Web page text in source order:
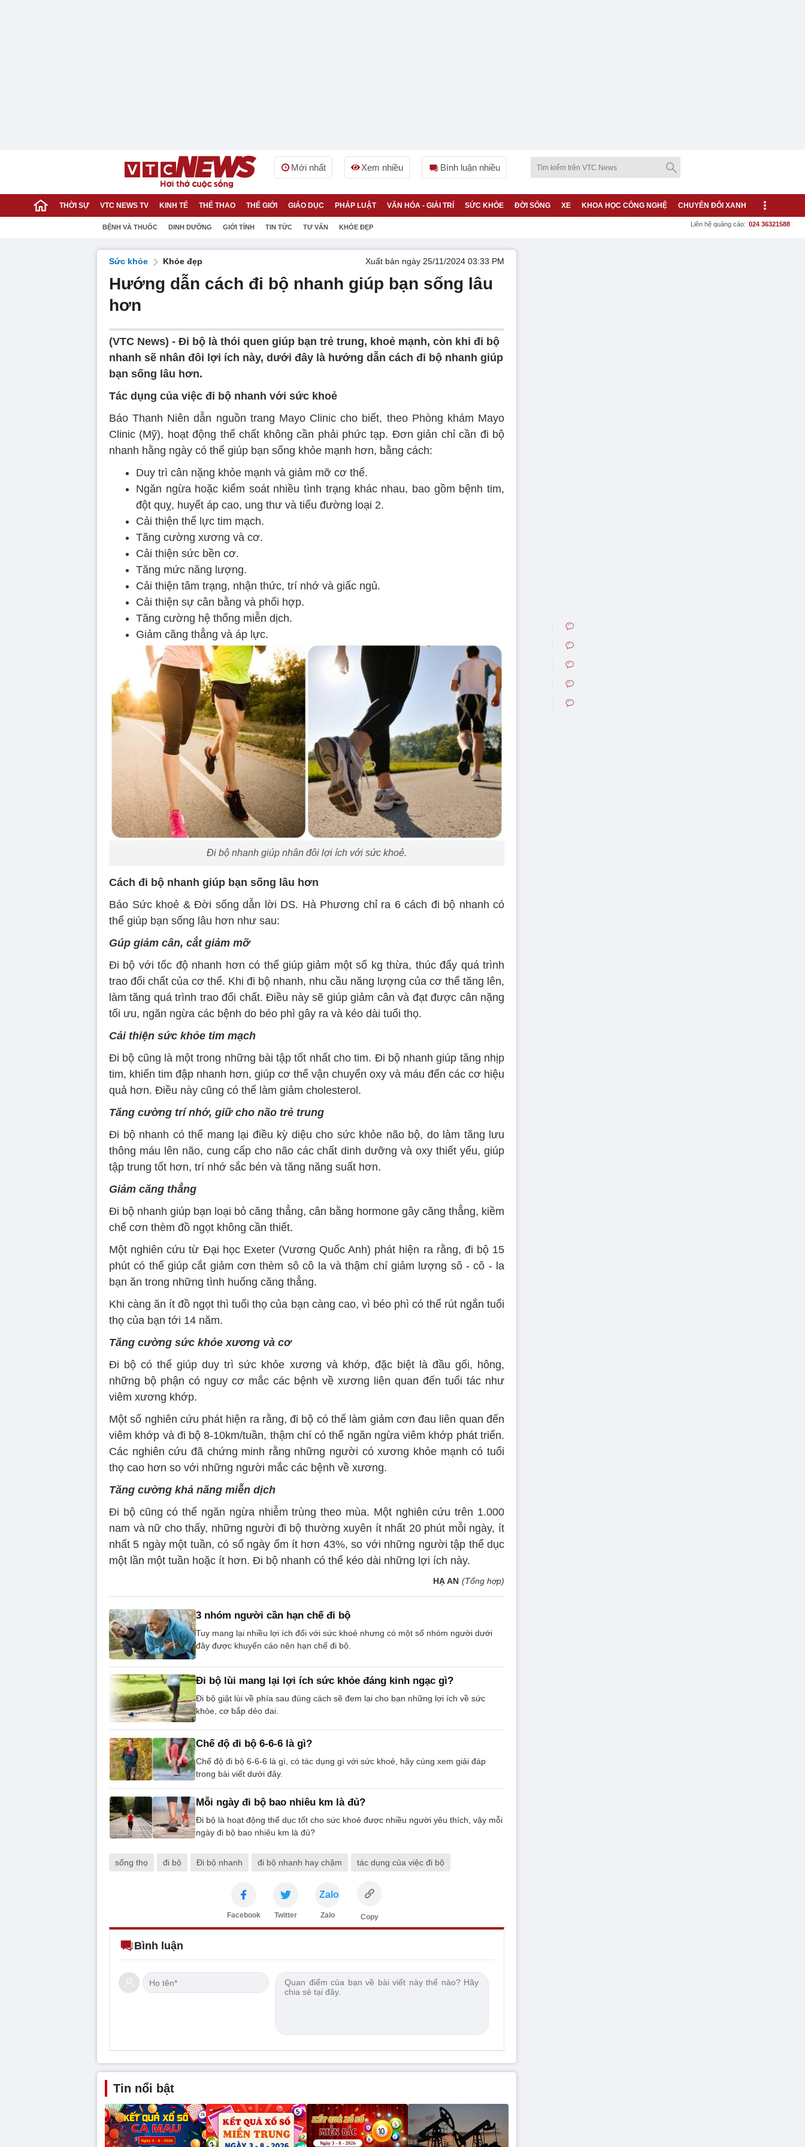
Mới nhất Xem nhiều Bình luận nhiều
THỜI SỰ VTC NEWS TV KINH TẾ THỂ THAO THẾ GIỚI GIÁO DỤC PHÁP LUẬT VĂN HÓA - GIẢI TRÍ SỨC KHỎE ĐỜI SỐNG XE KHOA HỌC CÔNG NGHỆ CHUYỂN ĐỔI XANH
BỆNH VÀ THUỐC DINH DƯỠNG GIỚI TÍNH TIN TỨC TƯ VẤN KHỎE ĐẸP Liên hệ quảng cáo: 024 36321588
Sức khỏe Khỏe đẹp Xuất bản ngày 25/11/2024 03:33 PM
Hướng dẫn cách đi bộ nhanh giúp bạn sống lâu
hơn
(VTC News) - Đi bộ là thói quen giúp bạn trẻ trung, khoẻ mạnh, còn khi đi bộ
nhanh sẽ nhân đôi lợi ích này, dưới đây là hướng dẫn cách đi bộ nhanh giúp
bạn sống lâu hơn.
Tác dụng của việc đi bộ nhanh với sức khoẻ
Báo Thanh Niên dẫn nguồn trang Mayo Clinic cho biết, theo Phòng khám Mayo
Clinic (Mỹ), hoạt động thể chất không cần phải phức tạp. Đơn giản chỉ cần đi bộ
nhanh hằng ngày có thể giúp bạn sống khỏe mạnh hơn, bằng cách:
Duy trì cân nặng khỏe mạnh và giảm mỡ cơ thể.
Ngăn ngừa hoặc kiểm soát nhiều tình trạng khác nhau, bao gồm bệnh tim,
đột quỵ, huyết áp cao, ung thư và tiểu đường loại 2.
Cải thiện thể lực tim mạch.
Tăng cường xương và cơ.
Cải thiện sức bền cơ.
Tăng mức năng lượng.
Cải thiện tâm trạng, nhận thức, trí nhớ và giấc ngủ.
Cải thiện sự cân bằng và phối hợp.
Tăng cường hệ thống miễn dịch.
Giảm căng thẳng và áp lực.
Đi bộ nhanh giúp nhân đôi lợi ích với sức khoẻ.
Cách đi bộ nhanh giúp bạn sống lâu hơn
Báo Sức khoẻ & Đời sống dẫn lời DS. Hà Phương chỉ ra 6 cách đi bộ nhanh có
thể giúp bạn sống lâu hơn như sau:
Gúp giảm cân, cắt giảm mỡ
Đi bộ với tốc độ nhanh hơn có thể giúp giảm một số kg thừa, thúc đẩy quá trình
trao đổi chất của cơ thể. Khi đi bộ nhanh, nhu cầu năng lượng của cơ thể tăng lên,
làm tăng quá trình trao đổi chất. Điều này sẽ giúp giảm cân và đạt được cân nặng
tối ưu, ngăn ngừa các bệnh do béo phì gây ra và kéo dài tuổi thọ.
Cải thiện sức khỏe tim mạch
Đi bộ cũng là một trong những bài tập tốt nhất cho tim. Đi bộ nhanh giúp tăng nhịp
tim, khiến tim đập nhanh hơn, giúp cơ thể vận chuyển oxy và máu đến các cơ hiệu
quả hơn. Điều này cũng có thể làm giảm cholesterol.
Tăng cường trí nhớ, giữ cho não trẻ trung
Đi bộ nhanh có thể mang lại điều kỳ diệu cho sức khỏe não bộ, do làm tăng lưu
thông máu lên não, cung cấp cho não các chất dinh dưỡng và oxy thiết yếu, giúp
tập trung tốt hơn, trí nhớ sắc bén và tăng năng suất hơn.
Giảm căng thẳng
Đi bộ nhanh giúp bạn loại bỏ căng thẳng, cân bằng hormone gây căng thẳng, kiềm
chế cơn thèm đồ ngọt không cần thiết.
Một nghiên cứu từ Đại học Exeter (Vương Quốc Anh) phát hiện ra rằng, đi bộ 15
phút có thể giúp cắt giảm cơn thèm sô cô la và thậm chí giảm lượng sô - cô - la
bạn ăn trong những tình huống căng thẳng.
Khi càng ăn ít đồ ngọt thì tuổi thọ của bạn càng cao, vì béo phì có thể rút ngắn tuổi
thọ của bạn tới 14 năm.
Tăng cường sức khỏe xương và cơ
Đi bộ có thể giúp duy trì sức khỏe xương và khớp, đặc biệt là đầu gối, hông,
những bộ phận có nguy cơ mắc các bệnh về xương liên quan đến tuổi tác như
viêm xương khớp.
Một số nghiên cứu phát hiện ra rằng, đi bộ có thể làm giảm cơn đau liên quan đến
viêm khớp và đi bộ 8-10km/tuần, thậm chí có thể ngăn ngừa viêm khớp phát triển.
Các nghiên cứu đã chứng minh rằng những người có xương khỏe mạnh có tuổi
thọ cao hơn so với những người mắc các bệnh về xương.
Tăng cường khả năng miễn dịch
Đi bộ cũng có thể ngăn ngừa nhiễm trùng theo mùa. Một nghiên cứu trên 1.000
nam và nữ cho thấy, những người đi bộ thường xuyên ít nhất 20 phút mỗi ngày, ít
nhất 5 ngày một tuần, có số ngày ốm ít hơn 43%, so với những người tập thể dục
một lần một tuần hoặc ít hơn. Đi bộ nhanh có thể kéo dài những lợi ích này.
HẠ AN (Tổng hợp)
3 nhóm người cần hạn chế đi bộ
Tuy mang lại nhiều lợi ích đối với sức khoẻ nhưng có một số nhóm người dưới
đây được khuyến cáo nên hạn chế đi bộ.
Đi bộ lùi mang lại lợi ích sức khỏe đáng kinh ngạc gì?
Đi bộ giật lùi về phía sau đúng cách sẽ đem lại cho bạn những lợi ích về sức
khỏe, cơ bắp dẻo dai.
Chế độ đi bộ 6-6-6 là gì?
Chế độ đi bộ 6-6-6 là gì, có tác dụng gì với sức khoẻ, hãy cùng xem giải đáp
trong bài viết dưới đây.
Mỗi ngày đi bộ bao nhiêu km là đủ?
Đi bộ là hoạt động thể dục tốt cho sức khoẻ được nhiều người yêu thích, vậy mỗi
ngày đi bộ bao nhiêu km là đủ?
sống thọ đi bộ Đi bộ nhanh đi bộ nhanh hay chậm tác dụng của việc đi bộ
Facebook Twitter
Zalo
Zalo Copy
Bình luận
Tin nổi bật